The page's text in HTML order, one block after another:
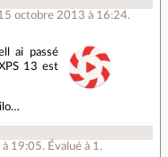
octobre 2013 à 16:24.
ai passé
13 est
à 19:05. Évalué à 1 .